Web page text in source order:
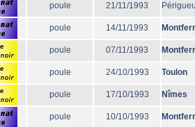
poule 21/11/1993
poule 14/11/1993
poule 07/11/1993
poule 24/10/1993 Toulon
poule 17/10/1993 Nîmes
poule 10/10/1993